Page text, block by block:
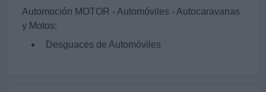
Automoción MOTOR - Automóviles - Autocaravanas
y Motos:
Desguaces de Automóviles